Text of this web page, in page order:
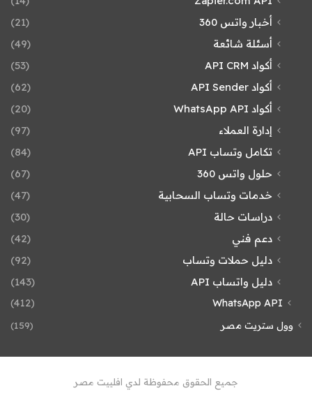
أخبار واتس 360
(21)
أسئلة شائعة
(49)
أكواد API CRM
(53)
أكواد API Sender
(62)
أكواد WhatsApp API
(20)
إدارة العملاء
(97)
تكامل وتساب API
(84)
حلول واتس 360
(67)
خدمات وتساب السحابية
(47)
دراسات حالة
(30)
دعم فني
(42)
دليل حملات وتساب
(92)
دليل واتساب API
(143)
WhatsApp API
(412)
وول ستريت مصر (159)
جميع الحقوق محفوظة لدي افلييت مصر